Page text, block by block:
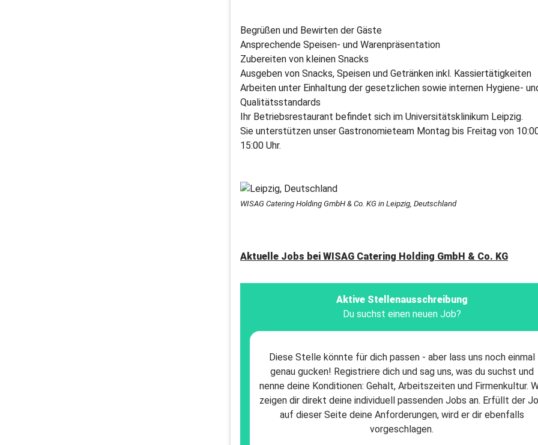
Begrüßen und Bewirten der Gäste
Ansprechende Speisen- und Warenpräsentation
Zubereiten von kleinen Snacks
Ausgeben von Snacks, Speisen und Getränken inkl. Kassiertätigkeiten
Arbeiten unter Einhaltung der gesetzlichen sowie internen Hygiene-
Qualitätsstandards
Ihr Betriebsrestaurant befindet sich im Universitätsklinikum Leipzig.
Sie unterstützen unser Gastronomieteam Montag bis Freitag von
15:00 Uhr.
WISAG Catering Holding GmbH & Co. KG in Leipzig, Deutschland
Aktuelle Jobs bei WISAG Catering Holding GmbH & Co. KG
Aktive Stellenausschreibung
Du suchst einen neuen Job?
Diese Stelle könnte für dich passen - aber lass uns noch einmal
genau gucken! Registriere dich und sag uns, was du suchst und
nenne deine Konditionen: Gehalt, Arbeitszeiten und Firmenkultur.
zeigen dir direkt deine individuell passenden Jobs an. Erfüllt der
auf dieser Seite deine Anforderungen, wird er dir ebenfalls
vorgeschlagen.